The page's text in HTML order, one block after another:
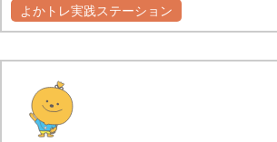
よかトレ実践ステーション